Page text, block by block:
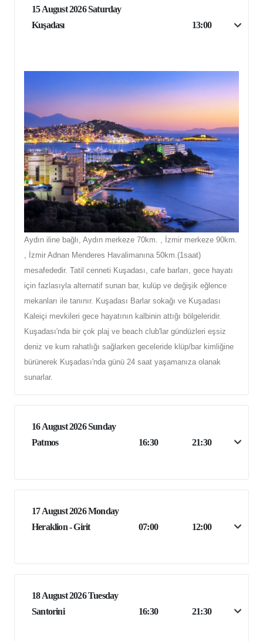
15 August 2026 Saturday
Kuşadası
13:00
Aydın iline bağlı, Aydın merkeze 70km. , İzmir merkeze 90km.
, İzmir Adnan Menderes Havalimanına 50km.(1saat)
mesafededir. Tatil cenneti Kuşadası, cafe barları, gece hayatı
için fazlasıyla alternatif sunan bar, kulüp ve değişik eğlence
mekanları ile tanınır. Kuşadası Barlar sokağı ve Kuşadası
Kaleiçi mevkileri gece hayatının kalbinin attığı bölgeleridir.
Kuşadası'nda bir çok plaj ve beach club'lar gündüzleri eşsiz
deniz ve kum rahatlığı sağlarken geceleride klüp/bar kimliğine
bürünerek Kuşadası'nda günü 24 saat yaşamanıza olanak
sunarlar.
16 August 2026 Sunday
Patmos
16:30 21:30
17 August 2026 Monday
Heraklion - Girit
07:00 12:00
18 August 2026 Tuesday
Santorini
16:30 21:30